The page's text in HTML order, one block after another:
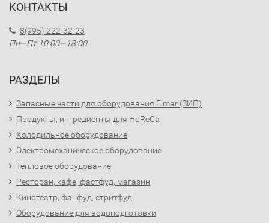
КОНТАКТЫ
8(995) 222-32-23
Пн—Пт 10:00—18:00
РАЗДЕЛЫ
Запасные части для оборудования Fimar (ЗИП)
Продукты, ингредиенты для HoReCa
Холодильное оборудование
Электромеханическое оборудование
Тепловое оборудование
Ресторан, кафе, фастфуд, магазин
Кинотеатр, фанфуд, стритфуд
Оборудование для водоподготовки